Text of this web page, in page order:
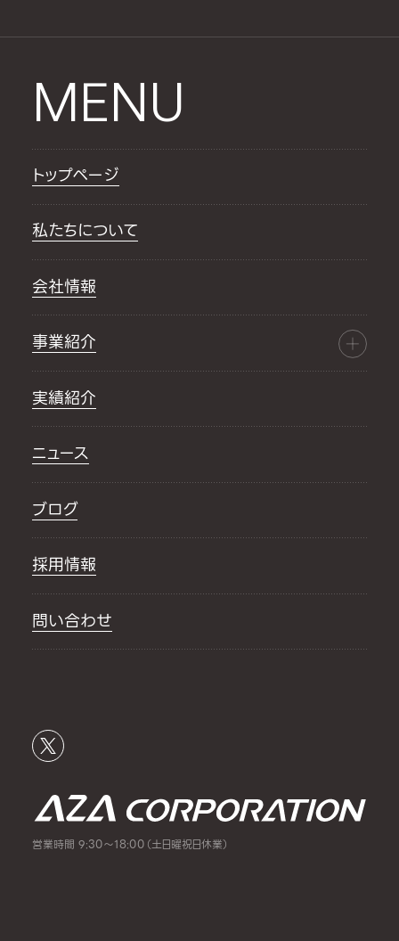
MENU
トップページ
私たちについて
会社情報
事業紹介
実績紹介
ニュース
ブログ
採用情報
問い合わせ
営業時間 9:30～18:00（土日曜祝日休業）